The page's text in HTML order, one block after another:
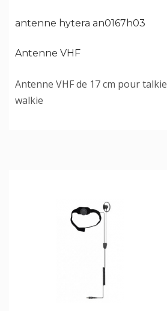
antenne hytera an0167h03
Antenne VHF
Antenne VHF de 17 cm pour talkie
walkie